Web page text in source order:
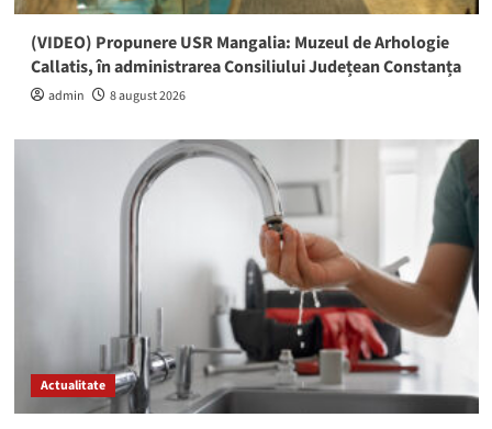
(VIDEO) Propunere USR Mangalia: Muzeul de Arhologie
Callatis, în administrarea Consiliului Județean Constanța
admin 8 august 2026
Actualitate